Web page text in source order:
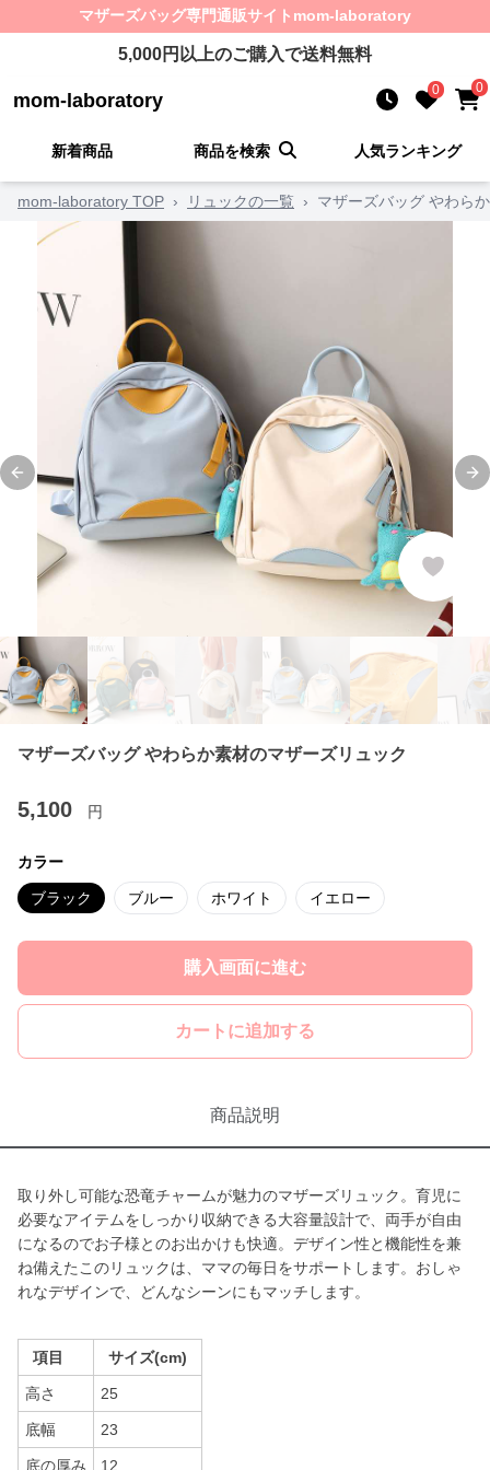
マザーズバッグ専門通販サイト mom-laboratory
5,000円以上のご購入で送料無料
mom-laboratory 0 0
新着商品 商品を検索 人気ランキング
mom-laboratory TOP › リュックの一覧 › マザーズバッグ やわら
Previous slide
マザーズバッグ やわらか素材のマザーズリュック
5,100 円
カラー
ブラック ブルー ホワイト イエロー
購入画面に進む
カートに追加する
商品説明
取り外し可能な恐竜チャームが魅力のマザーズリュック。育児に
必要なアイテムをしっかり収納できる大容量設計で、両手が自由
になるのでお子様とのお出かけも快適。デザイン性と機能性を兼
ね備えたこのリュックは、ママの毎日をサポートします。おしゃ
れなデザインで、どんなシーンにもマッチします。
項目 サイズ(cm)
高さ 25
底幅 23
底の厚み 12